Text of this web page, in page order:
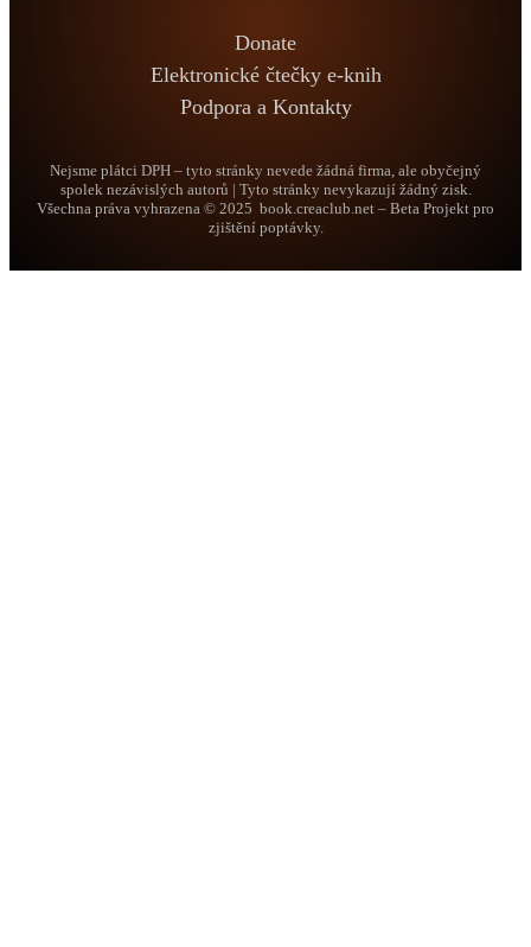
Donate
Elektronické čtečky e-knih
Podpora a Kontakty
Nejsme plátci DPH – tyto stránky nevede žádná firma, ale obyčejný
spolek nezávislých autorů | Tyto stránky nevykazují žádný zisk.
Všechna práva vyhrazena © 2025 book.creaclub.net – Beta Projekt pro
zjištění poptávky.